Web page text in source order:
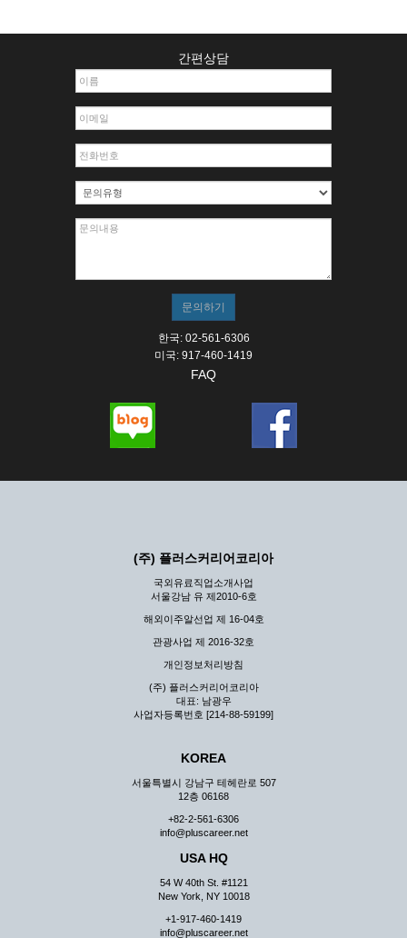
간편상담
한국: 02-561-6306
미국: 917-460-1419
FAQ
(주) 플러스커리어코리아
국외유료직업소개사업
서울강남 유 제2010-6호
해외이주알선업 제 16-04호
관광사업 제 2016-32호
개인정보처리방침
(주) 플러스커리어코리아
대표: 남광우
사업자등록번호 [214-88-59199]
KOREA
서울특별시 강남구 테헤란로 507
12층 06168
+82-2-561-6306
info@pluscareer.net
USA HQ
54 W 40th St. #1121
New York, NY 10018
+1-917-460-1419
info@pluscareer.net